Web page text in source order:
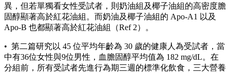
異，但若單獨看女性受試者，則奶油組及椰子油組的高密度膽
固醇顯著高於紅花油組。而奶油及椰子油組的 Apo-A1 以及
Apo-B 也都顯著高於紅花油組（Ref 2）。
• 第二篇研究以 45 位平均年齡為 30 歲的健康人為受試者，當
中有36位女性與9位男性，血膽固醇平均值為 182 mg/dL。在
分組前，所有受試者先進行為期三週的標準化飲食，三大營養